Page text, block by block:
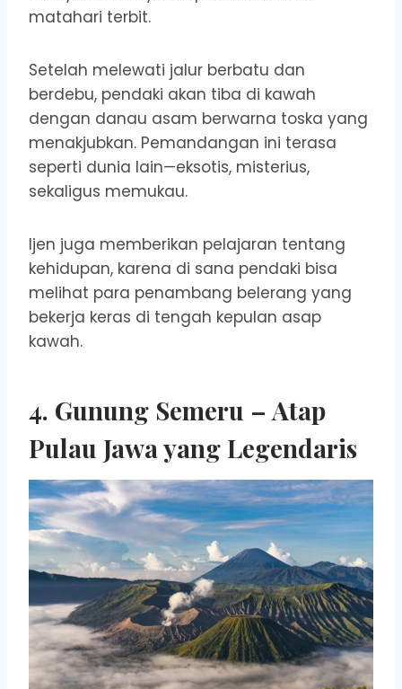
matahari terbit.
Setelah melewati jalur berbatu dan
berdebu, pendaki akan tiba di kawah
dengan danau asam berwarna toska yang
menakjubkan. Pemandangan ini terasa
seperti dunia lain—eksotis, misterius,
sekaligus memukau.
Ijen juga memberikan pelajaran tentang
kehidupan, karena di sana pendaki bisa
melihat para penambang belerang yang
bekerja keras di tengah kepulan asap
kawah.
4. Gunung Semeru – Atap
Pulau Jawa yang Legendaris